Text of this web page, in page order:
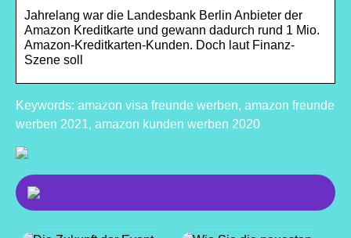
Jahrelang war die Landesbank Berlin Anbieter der
Amazon Kreditkarte und gewann dadurch rund 1 Mio.
Amazon-Kreditkarten-Kunden. Doch laut Finanz-
Szene soll
Keywords: amazon visa freunde werben, amazon freunde
werben 2021, amazon kunden werben 2020